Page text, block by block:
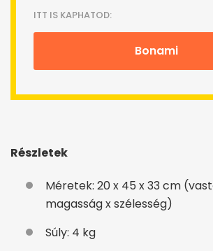
ITT IS KAPHATOD:
Bonami
Részletek
Méretek: 20 x 45 x 33 cm
magasság x szélesség)
Súly: 4 kg